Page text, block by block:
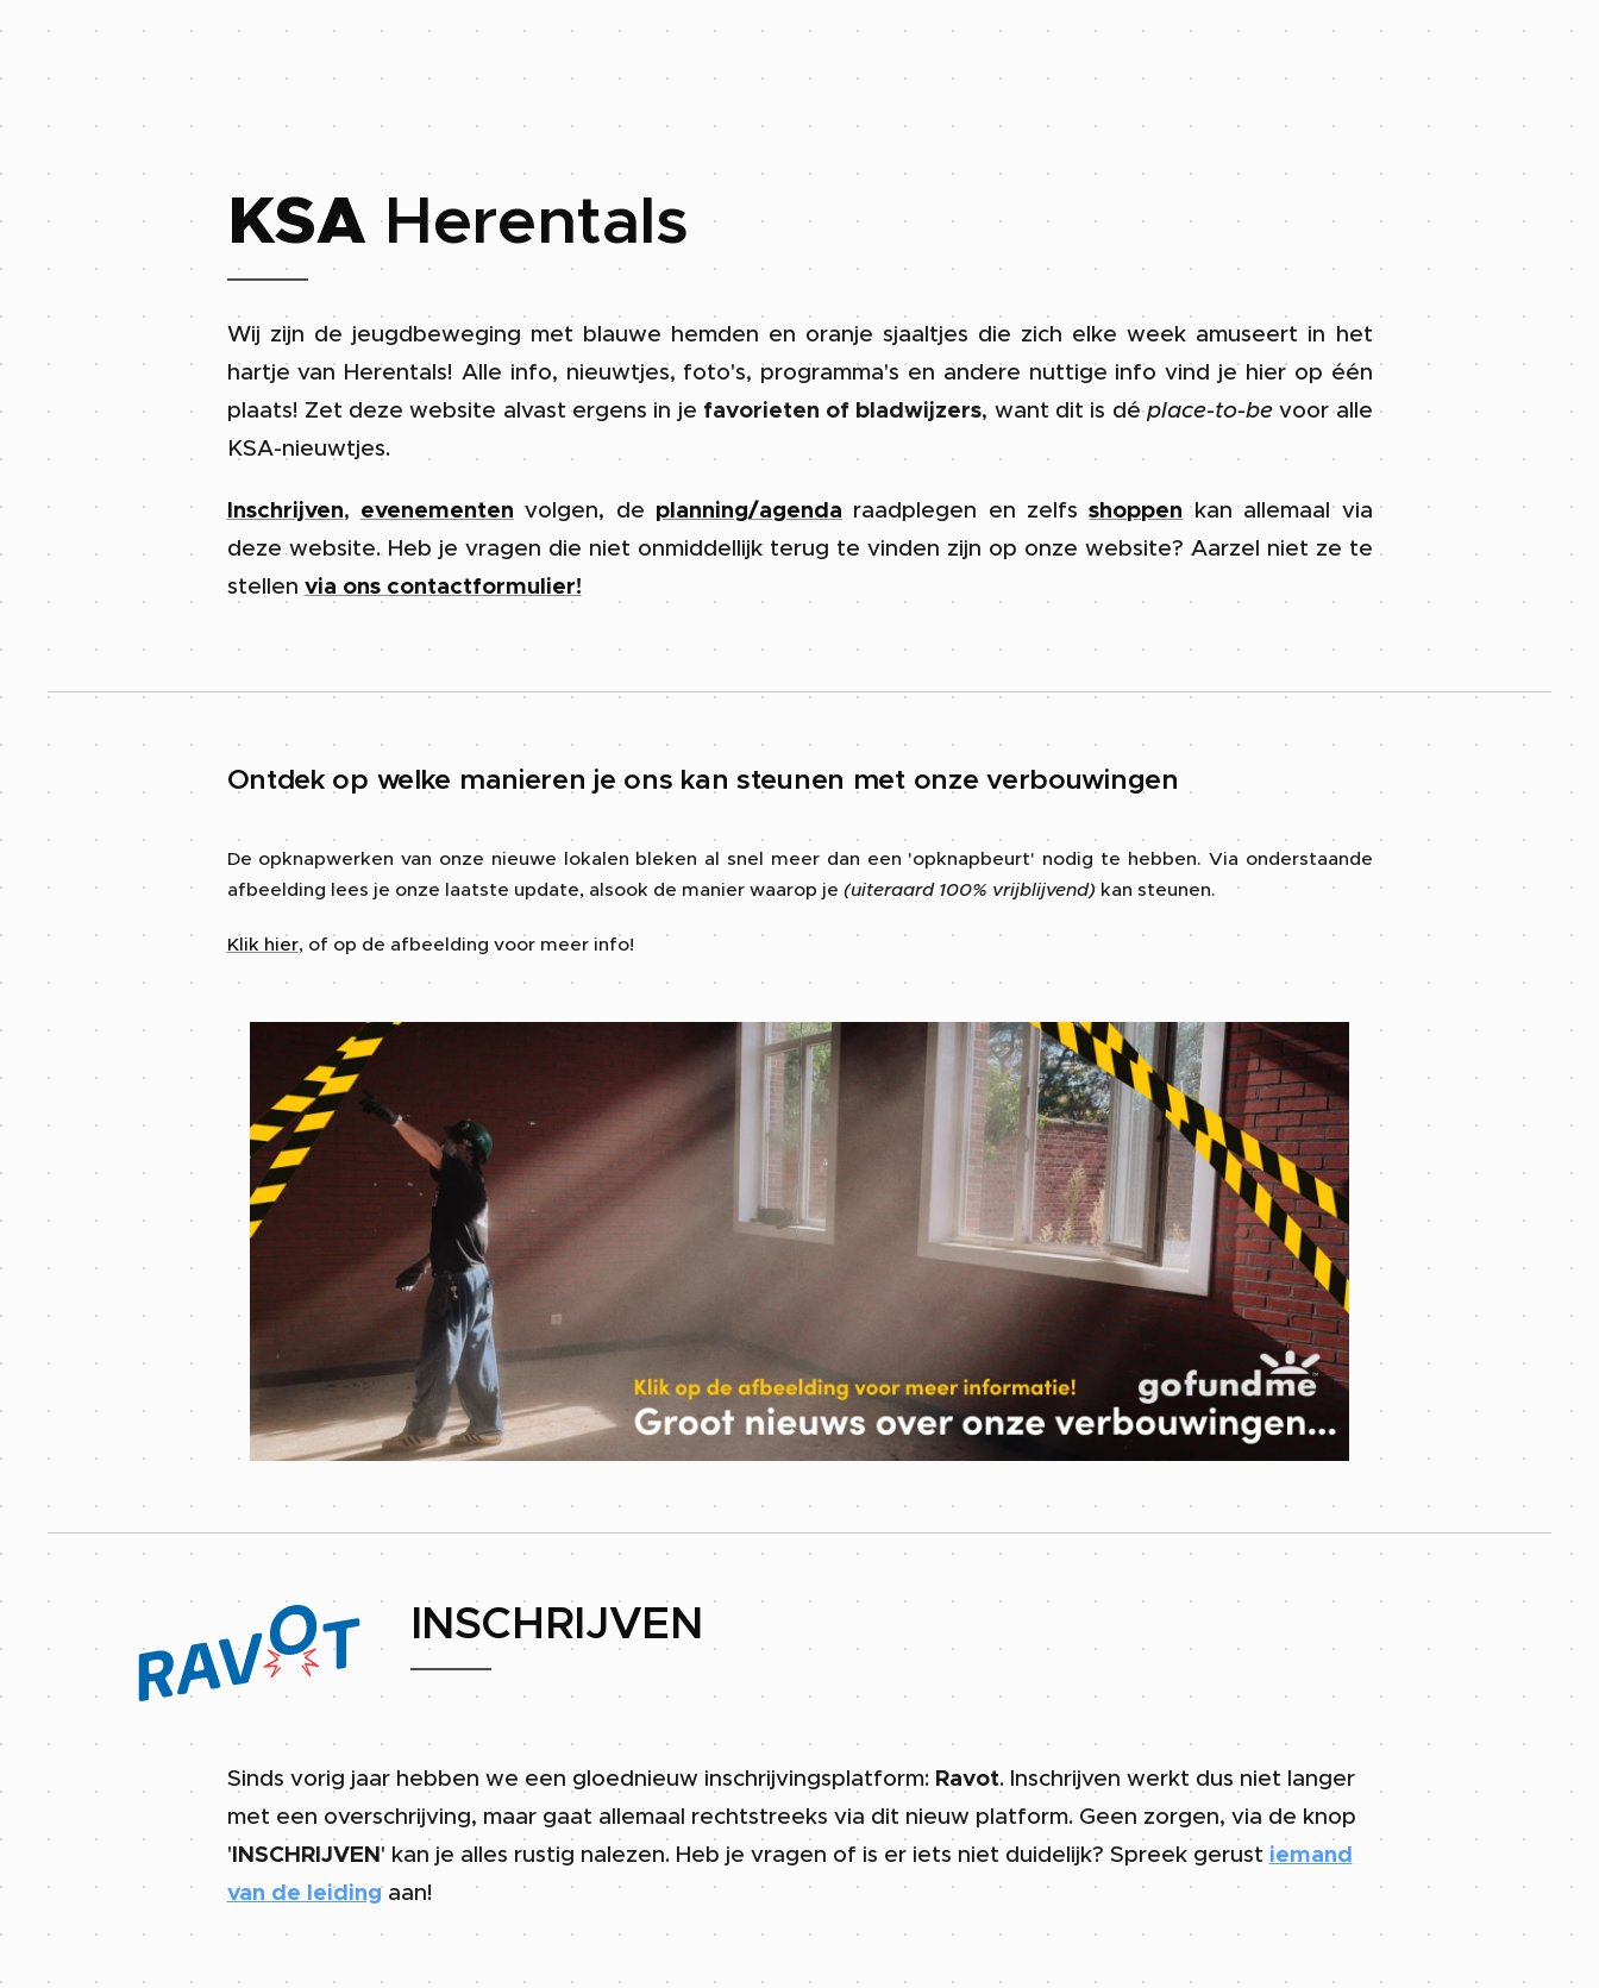
KSAHerentals
Wij zijn de jeugdbeweging met blauwe hemden en oranje sjaaltjes die zich elke week amuseert in het
hartje van Herentals! Alle info, nieuwtjes, foto's, programma's en andere nuttige info vind je hier op één
plaats! Zet deze website alvast ergens in je favorieten of bladwijzers, want dit is déplace-to-bevoor alle
KSA-nieuwtjes.
Inschrijven, evenementen volgen, de planning/agenda raadplegen en zelfsshoppen kan allemaal via
deze website. Heb je vragen die niet onmiddellijk terug te vinden zijn op onze website? Aarzel niet ze te
stellen via ons contactformulier!
Ontdek op welke manieren je ons kan steunen met onze verbouwingen 🏚️🏗️
De opknapwerken van onze nieuwe lokalen bleken al snel meer dan een 'opknapbeurt' nodig te hebben. Via onderstaande
afbeelding lees je onze laatste update, alsook de manier waarop je (uiteraard 100% vrijblijvend)kan steunen. 💌
Klik hier, of op de afbeelding voor meer info!
INSCHRIJVEN
Sinds vorig jaar hebben we een gloednieuw inschrijvingsplatform: Ravot. Inschrijven werkt dus niet langer
met een overschrijving, maar gaat allemaal rechtstreeks via dit nieuw platform. Geen zorgen, via de knop
'INSCHRIJVEN' kan je alles rustig nalezen. Heb je vragen of is er iets niet duidelijk? Spreek gerust iemand
van de leidingaan!